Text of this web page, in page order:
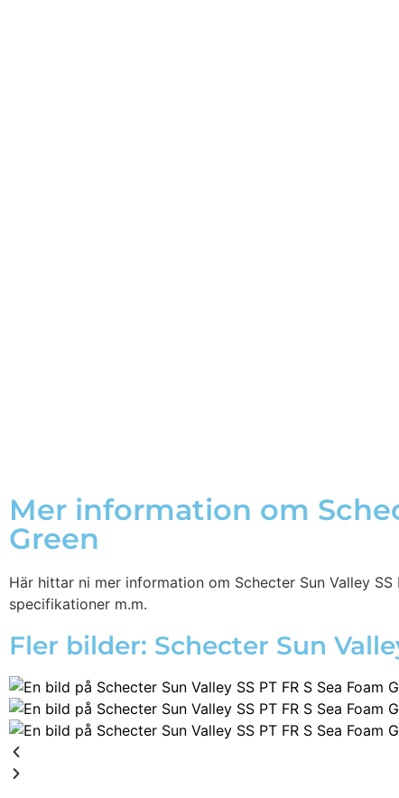
Mer information om
Green
Här hittar ni mer information om Schecter Sun Valley
specifikationer m.m.
Fler bilder: Schecter Sun